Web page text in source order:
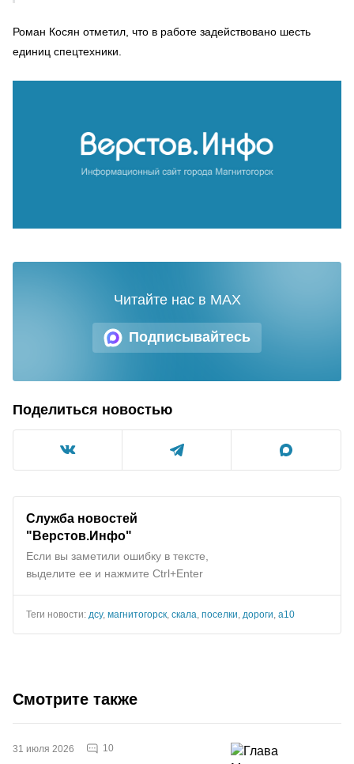
Роман Косян отметил, что в работе задействовано шесть
единиц спецтехники.
Подписывайтесь
Читайте нас в MAX
Поделиться новостью
Служба новостей
"Верстов.Инфо"
Если вы заметили ошибку в тексте,
выделите ее и нажмите Ctrl+Enter
Теги новости: дсу, магнитогорск, скала, поселки, дороги, а10
Смотрите также
31 июля 2026 10